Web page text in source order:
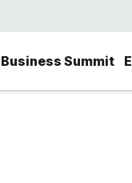
Business Summit